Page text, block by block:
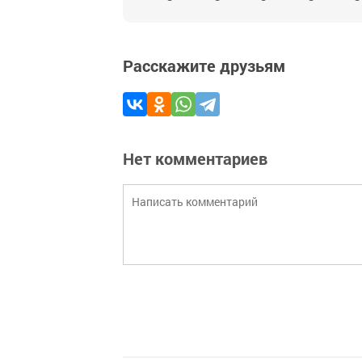
Расскажите друзьям
Нет комментариев